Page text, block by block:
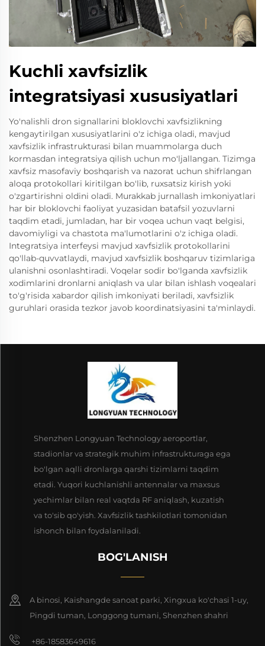
Kuchli xavfsizlik
integratsiyasi xususiyatlari
Yo'nalishli dron signallarini bloklovchi xavfsizlikning
kengaytirilgan xususiyatlarini o'z ichiga oladi, mavjud
xavfsizlik infrastrukturasi bilan muammolarga duch
kormasdan integratsiya qilish uchun mo'ljallangan. Tizimga
xavfsiz masofaviy boshqarish va nazorat uchun shifrlangan
aloqa protokollari kiritilgan bo'lib, ruxsatsiz kirish yoki
o'zgartirishni oldini oladi. Murakkab jurnallash imkoniyatlari
har bir bloklovchi faoliyat yuzasidan batafsil yozuvlarni
taqdim etadi, jumladan, har bir voqea uchun vaqt belgisi,
davomiyligi va chastota ma'lumotlarini o'z ichiga oladi.
Integratsiya interfeysi mavjud xavfsizlik protokollarini
qo'llab-quvvatlaydi, mavjud xavfsizlik boshqaruv tizimlariga
ulanishni osonlashtiradi. Voqelar sodir bo'lganda xavfsizlik
xodimlarini dronlarni aniqlash va ular bilan ishlash voqealari
to'g'risida xabardor qilish imkoniyati beriladi, xavfsizlik
guruhlari orasida tezkor javob koordinatsiyasini ta'minlaydi.
Shenzhen Longyuan Technology aeroportlar,
stadionlar va strategik muhim infrastrukturaga ega
bo'lgan aqlli dronlarga qarshi tizimlarni taqdim
etadi. Yuqori kuchlanishli antennalar va maxsus
yechimlar bilan real vaqtda RF aniqlash, kuzatish
va to'sib qo'yish. Xavfsizlik tashkilotlari tomonidan
ishonch bilan foydalaniladi.
BOG'LANISH
A binosi, Kaishangde sanoat parki, Xingxua ko'chasi 1-uy,
Pingdi tuman, Longgong tumani, Shenzhen shahri
+86-18583649616